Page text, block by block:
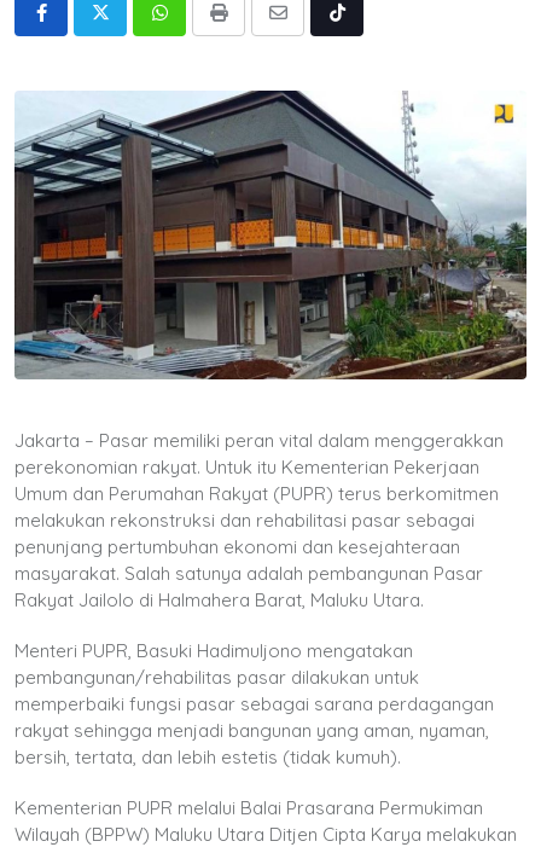
WhatsappPrint
Share
Tiktok
Jakarta – Pasar memiliki peran vital dalam menggerakkan
perekonomian rakyat. Untuk itu Kementerian Pekerjaan
Umum dan Perumahan Rakyat (PUPR) terus berkomitmen
melakukan rekonstruksi dan rehabilitasi pasar sebagai
penunjang pertumbuhan ekonomi dan kesejahteraan
masyarakat. Salah satunya adalah pembangunan Pasar
Rakyat Jailolo di Halmahera Barat, Maluku Utara.
Menteri PUPR, Basuki Hadimuljono mengatakan
pembangunan/rehabilitas pasar dilakukan untuk
memperbaiki fungsi pasar sebagai sarana perdagangan
rakyat sehingga menjadi bangunan yang aman, nyaman,
bersih, tertata, dan lebih estetis (tidak kumuh).
Kementerian PUPR melalui Balai Prasarana Permukiman
Wilayah (BPPW) Maluku Utara Ditjen Cipta Karya melakukan